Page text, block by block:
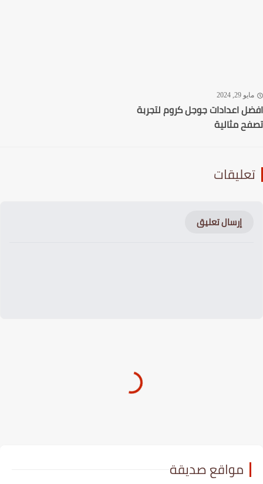
29, 2024
اعدادات جوجل كروم لتجربة
مثالية
إرسال تعليق
مواقع صديقة